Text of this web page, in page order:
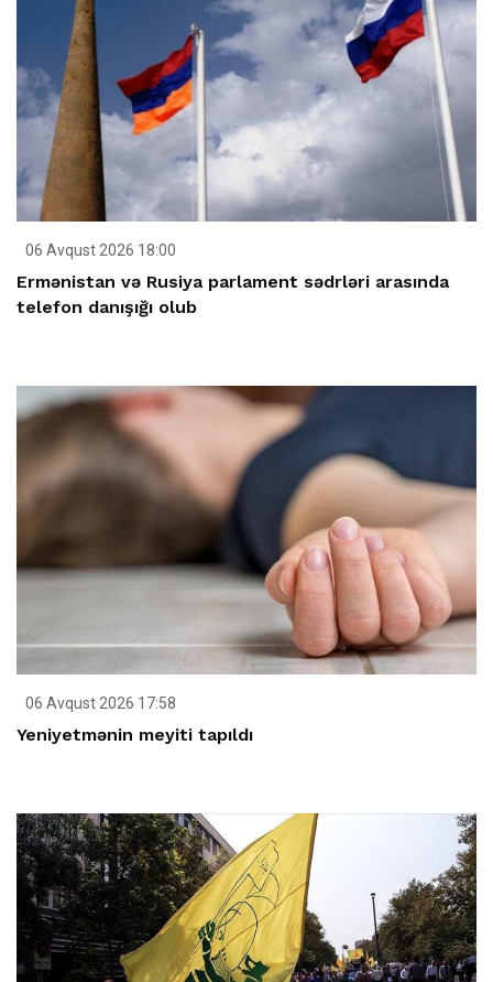
06 Avqust 2026 18:00
Ermənistan və Rusiya parlament sədrləri arasında
telefon danışığı olub
06 Avqust 2026 17:58
Yeniyetmənin meyiti tapıldı